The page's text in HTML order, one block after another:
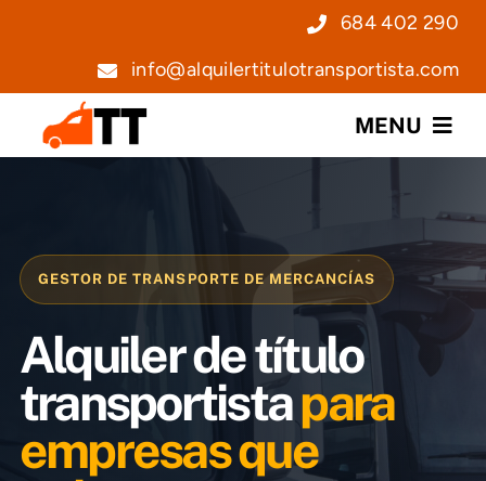
684 402 290
info@alquilertitulotransportista.com
MENU
Servicios
Noticias
Contacto
GESTOR DE TRANSPORTE DE MERCANCÍAS
Alquiler de título
transportistapara
empresas que